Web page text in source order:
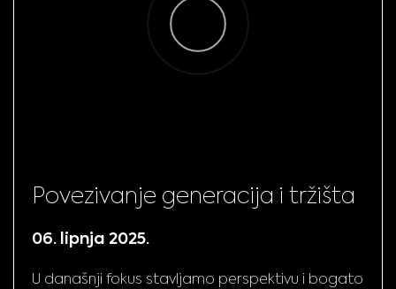
Povezivanje generacija i tržišta
06. lipnja 2025.
U današnji fokus stavljamo perspektivu i bogato